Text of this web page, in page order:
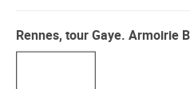
Rennes, tour Gaye. Armoirie